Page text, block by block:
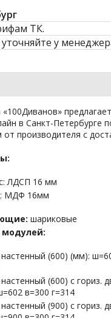
ТК.
у
в Санкт-Петербурге
производителя с
ЛДСП 16 мм
МДФ 16мм
шариковые
(600) (мм):
(600) с гориз.
в=300 г=314
(900) с гориз.
в=300 г=314